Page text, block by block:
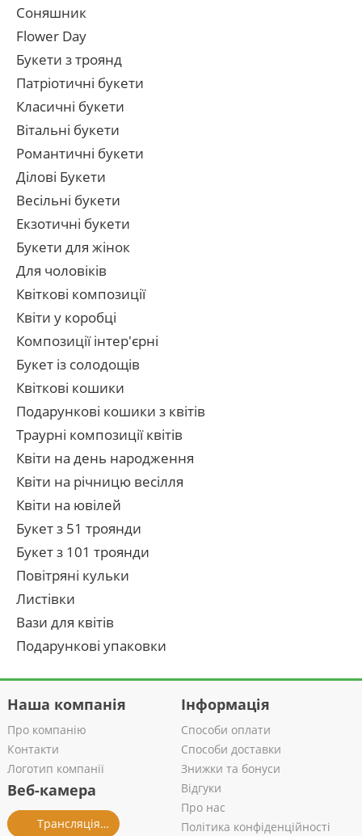
Соняшник
Flower Day
Букети з троянд
Патріотичні букети
Класичні букети
Вітальні букети
Романтичні букети
Ділові Букети
Весільні букети
Екзотичні букети
Букети для жінок
Для чоловіків
Квіткові композиції
Квіти у коробці
Композиції інтер'єрні
Букет із солодощів
Квіткові кошики
Подарункові кошики з квітів
Траурні композиції квітів
Квіти на день народження
Квіти на річницю весілля
Квіти на ювілей
Букет з 51 троянди
Букет з 101 троянди
Повітряні кульки
Листівки
Вази для квітів
Подарункові упаковки
Наша компанія
Про компанію
Контакти
Логотип компанії
Веб-камера
Трансляція із салону
Інформація
Способи оплати
Способи доставки
Знижки та бонуси
Відгуки
Про нас
Політика конфіденційності